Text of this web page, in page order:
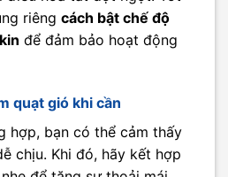
riêng cách bật chế độ
để đảm bảo hoạt động
quạt gió khi cần
hợp, bạn có thể cảm thấy
chịu. Khi đó, hãy kết hợp